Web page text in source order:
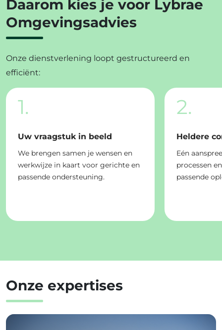
Daarom kies je voor Lybrae
Omgevingsadvies
Onze dienstverlening loopt gestructureerd en
efficiënt:
1.
Uw vraagstuk in beeld
We brengen samen je wensen en
werkwijze in kaart voor gerichte en
passende ondersteuning.
2.
Heldere
Eén
processen
passende
Onze expertises